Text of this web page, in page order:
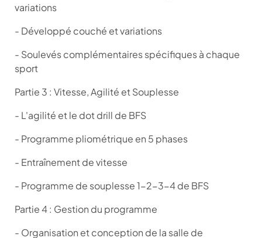
variations
- Développé couché et variations
- Soulevés complémentaires spécifiques à chaque
sport
Partie 3 : Vitesse, Agilité et Souplesse
- L'agilité et le dot drill de BFS
- Programme pliométrique en 5 phases
- Entraînement de vitesse
- Programme de souplesse 1-2-3-4 de BFS
Partie 4 : Gestion du programme
- Organisation et conception de la salle de